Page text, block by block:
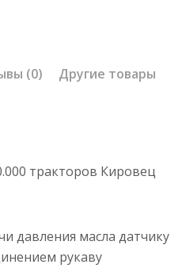
(0) Другие товары
тракторов Кировец
давления масла датчику
рукаву